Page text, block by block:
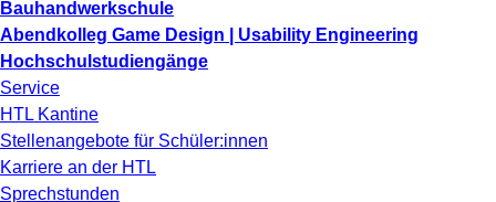
Bauhandwerkschule
Abendkolleg Game Design | Usability Engineering
Hochschulstudiengänge
Service
HTL Kantine
Stellenangebote für Schüler:innen
Karriere an der HTL
Sprechstunden